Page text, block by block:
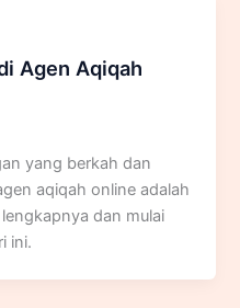
Agen Aqiqah
yang berkah dan
aqiqah online adalah
dan mulai
ini.